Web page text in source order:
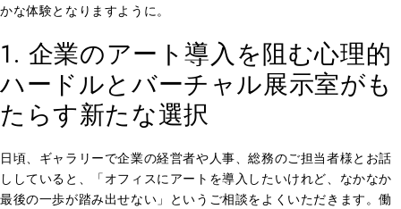
かな体験となりますように。
1. 企業のアート導入を阻む心理的
ハードルとバーチャル展示室がも
たらす新たな選択
日頃、ギャラリーで企業の経営者や人事、総務のご担当者様とお話
ししていると、「オフィスにアートを導入したいけれど、なかなか
最後の一歩が踏み出せない」というご相談をよくいただきます。働